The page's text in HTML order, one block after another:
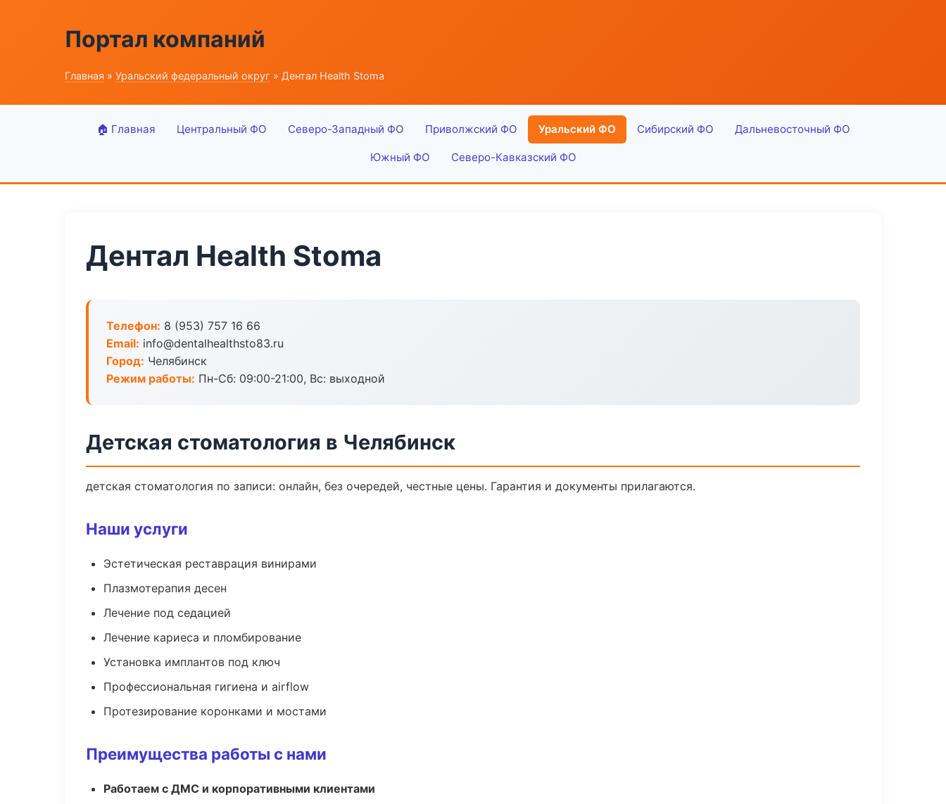
Портал компаний
Главная » Уральский федеральный округ » Дентал Health Stoma
🏠 Главная Центральный ФО Северо-Западный ФО Приволжский ФО Уральский ФО Сибирский ФО Дальневосточный ФО
Южный ФО Северо-Кавказский ФО
Дентал Health Stoma
Телефон: 8 (953) 757 16 66
Email: info@dentalhealthsto83.ru
Город: Челябинск
Режим работы: Пн-Сб: 09:00-21:00, Вс: выходной
Детская стоматология в Челябинск
детская стоматология по записи: онлайн, без очередей, честные цены. Гарантия и документы прилагаются.
Наши услуги
Эстетическая реставрация винирами
Плазмотерапия десен
Лечение под седацией
Лечение кариеса и пломбирование
Установка имплантов под ключ
Профессиональная гигиена и airflow
Протезирование коронками и мостами
Преимущества работы с нами
Работаем с ДМС и корпоративными клиентами